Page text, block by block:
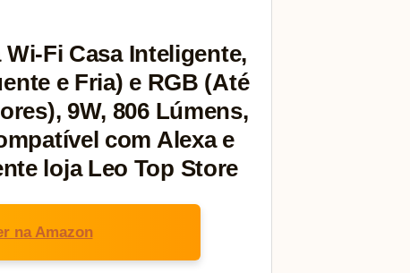
Fi Casa Inteligente,
e Fria) e RGB (Até
9W, 806 Lúmens,
com Alexa e
loja Leo Top Store
na Amazon